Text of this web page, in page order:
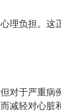
理负担。这
对于严重病
减轻对心脏